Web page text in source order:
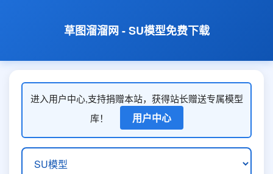
草图溜溜网 - SU模型免费下载
进入用户中心,支持捐赠本站，获得站长赠送专属模型
库！
用户中心